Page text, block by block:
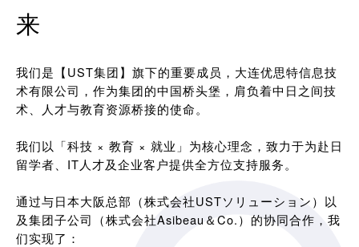
来
我们是【UST集团】旗下的重要成员，大连优思特信息技
术有限公司，作为集团的中国桥头堡，肩负着中日之间技
术、人才与教育资源桥接的使命。
我们以「科技 × 教育 × 就业」为核心理念，致力于为赴日
留学者、IT人才及企业客户提供全方位支持服务。
通过与日本大阪总部（株式会社USTソリューション）以
及集团子公司（株式会社Asibeau＆Co.）的协同合作，我
们实现了：